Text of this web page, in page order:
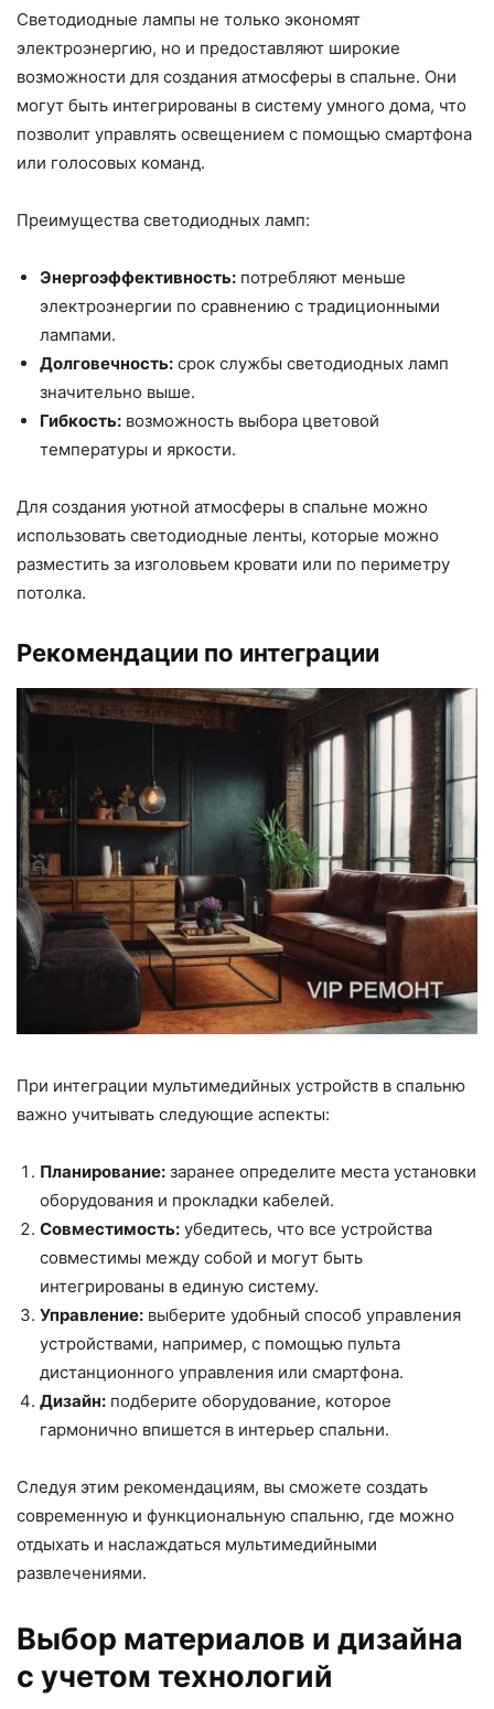
Светодиодные лампы не только экономят
электроэнергию, но и предоставляют широкие
возможности для создания атмосферы в спальне. Они
могут быть интегрированы в систему умного дома, что
позволит управлять освещением с помощью смартфона
или голосовых команд.
Преимущества светодиодных ламп:
Энергоэффективность: потребляют меньше
электроэнергии по сравнению с традиционными
лампами.
Долговечность: срок службы светодиодных ламп
значительно выше.
Гибкость: возможность выбора цветовой
температуры и яркости.
Для создания уютной атмосферы в спальне можно
использовать светодиодные ленты, которые можно
разместить за изголовьем кровати или по периметру
потолка.
Рекомендации по интеграции
При интеграции мультимедийных устройств в спальню
важно учитывать следующие аспекты:
Планирование: заранее определите места установки
оборудования и прокладки кабелей.
Совместимость: убедитесь, что все устройства
совместимы между собой и могут быть
интегрированы в единую систему.
Управление: выберите удобный способ управления
устройствами, например, с помощью пульта
дистанционного управления или смартфона.
Дизайн: подберите оборудование, которое
гармонично впишется в интерьер спальни.
Следуя этим рекомендациям, вы сможете создать
современную и функциональную спальню, где можно
отдыхать и наслаждаться мультимедийными
развлечениями.
Выбор материалов и дизайна
с учетом технологий